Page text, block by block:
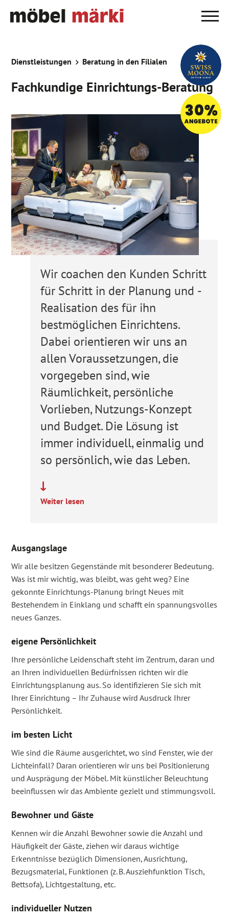
Dienstleistungen Beratung in den Filialen
Fachkundige Einrichtungs-Beratung
Wir coachen den Kunden Schritt
für Schritt in der Planung und ­
Realisation des für ihn
bestmöglichen Einrichtens.
Dabei orientieren wir uns an
allen Voraussetzungen, die
vorgegeben sind, wie
Räumlichkeit, persönliche
Vorlieben, Nutzungs-Konzept
und Budget. Die Lösung ist
immer individuell, einmalig und
so persönlich, wie das Leben.
Weiter lesen
Ausgangslage
Wir alle besitzen Gegenstände mit besonderer Bedeutung.
Was ist mir wichtig, was bleibt, was geht weg? Eine
gekonnte Einrichtungs-Planung bringt Neues mit
Bestehendem in Einklang und schafft ein spannungsvolles
neues Ganzes.
eigene Persönlichkeit
Ihre persönliche Leidenschaft steht im Zentrum, daran und
an Ihren individuellen Bedürfnissen richten wir die
Einrichtungs­planung aus. So identifizieren Sie sich mit
Ihrer Einrichtung – Ihr Zuhause wird Ausdruck Ihrer
Persönlichkeit.
im besten Licht
Wie sind die Räume ausgerichtet, wo sind Fenster, wie der
Lichteinfall? Daran orientieren wir uns bei Positionierung
und Ausprägung der Möbel. Mit künstlicher Beleuchtung
beeinflussen wir das Ambiente gezielt und stimmungsvoll.
Bewohner und Gäste
Kennen wir die Anzahl Bewohner sowie die Anzahl und
Häufigkeit der Gäste, ziehen wir daraus wichtige
Erkenntnisse bezüglich Dimensionen, Ausrichtung,
Bezugsmaterial, Funktionen (z. B. Ausziehfunktion Tisch,
Bettsofa), Lichtgestaltung, etc.
individueller Nutzen